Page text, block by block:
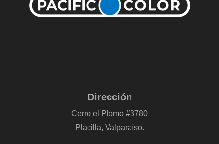
Dirección
Cerro el Plomo #3780
Placilla, Valparaíso.